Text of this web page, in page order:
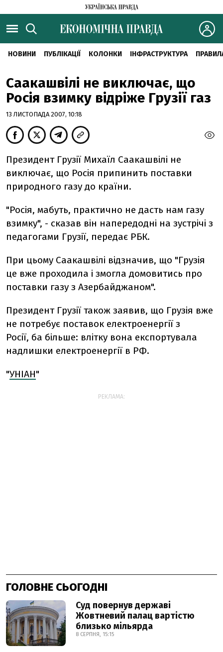
НОВИНИ ПУБЛІКАЦІЇ КОЛОНКИ ІНФРАСТРУКТУРА
Саакашвілі не виключає, що
Росія взимку відріже Грузії газ
13 ЛИСТОПАДА 2007, 10:18
Президент Грузії Михаїл Саакашвілі не
виключає, що Росія припинить поставки
природного газу до країни.
"Росія, мабуть, практично не дасть нам газу
взимку", - сказав він напередодні на зустрічі з
педагогами Грузії, передає РБК.
При цьому Саакашвілі відзначив, що "Грузія
це вже проходила і змогла домовитись про
поставки газу з Азербайджаном".
Президент Грузії також заявив, що Грузія вже
не потребує поставок електроенергії з
Росії, ба більше: влітку вона експортувала
надлишки електроенергії в РФ.
"УНІАН"
РЕКЛАМА:
ГОЛОВНЕ СЬОГОДНІ
Суд повернув державі
Жовтневий палац вартістю
близько мільярда
8 СЕРПНЯ, 15:15